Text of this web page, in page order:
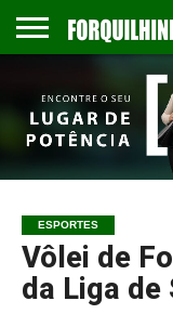
EMPREGOS
ESPORTES
PUBLICAÇÃO
LEGAL
GASTRONOMIA
CONTATO
ESPORTES
Vôlei de
da Liga de